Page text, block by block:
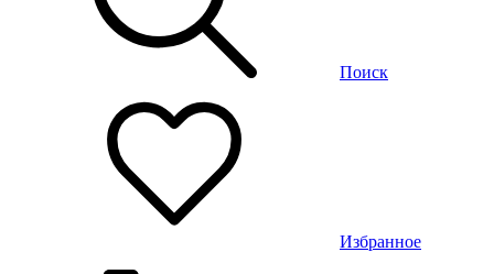
Поиск
Избранное